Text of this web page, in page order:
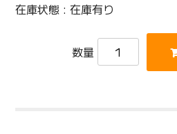
在庫状態 : 在庫有り
数量